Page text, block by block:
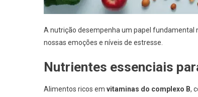
A nutrição desempenha um papel fundamental
nossas emoções e níveis de estresse.
Nutrientes essenciais
Alimentos ricos em vitaminas do complexo B,